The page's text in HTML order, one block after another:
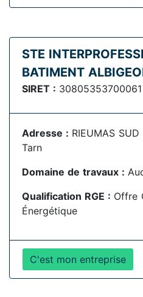
STE
BATIMENT
SIRET : 30805353700061
Adresse : RIEUMAS
Tarn
Domaine de travaux :
Qualification RGE : Offre
Énergétique
C'est mon entreprise